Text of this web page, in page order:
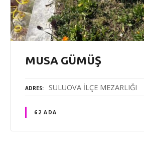
MUSA GÜMÜŞ
ADRES SULUOVA İLÇE MEZARLIĞI
62 ADA